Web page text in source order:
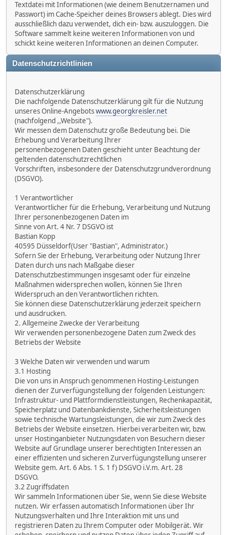
Textdatei mit Informationen (wie deinem Benutzernamen und
Passwort) im Cache-Speicher deines Browsers ablegt. Dies wird
ausschließlich dazu verwendet, dich ein- bzw. auszuloggen. Die
Software sammelt keine weiteren Informationen von und
schickt keine weiteren Informationen an deinen Computer.
Datenschutzrichtlinien
Datenschutzerklärung
Die nachfolgende Datenschutzerklärung gilt für die Nutzung
unseres Online-Angebotswww.georgkreisler.net
(nachfolgend ,,Website").
Wir messen dem Datenschutz große Bedeutung bei. Die
Erhebung und Verarbeitung Ihrer
personenbezogenen Daten geschieht unter Beachtung der
geltenden datenschutzrechtlichen
Vorschriften, insbesondere der Datenschutzgrundverordnung
(DSGVO).
1 Verantwortlicher
Verantwortlicher für die Erhebung, Verarbeitung und Nutzung
Ihrer personenbezogenen Daten im
Sinne von Art. 4 Nr. 7 DSGVO ist
Bastian Kopp
40595 Düsseldorf(User "Bastian", Administrator.)
Sofern Sie der Erhebung, Verarbeitung oder Nutzung Ihrer
Daten durch uns nach Maßgabe dieser
Datenschutzbestimmungen insgesamt oder für einzelne
Maßnahmen widersprechen wollen, können Sie Ihren
Widerspruch an den Verantwortlichen richten.
Sie können diese Datenschutzerklärung jederzeit speichern
und ausdrucken.
2. Allgemeine Zwecke der Verarbeitung
Wir verwenden personenbezogene Daten zum Zweck des
Betriebs der Website
3 Welche Daten wir verwenden und warum
3.1 Hosting
Die von uns in Anspruch genommenen Hosting-Leistungen
dienen der Zurverfügungstellung der folgenden Leistungen:
Infrastruktur- und Plattformdienstleistungen, Rechenkapazität,
Speicherplatz und Datenbankdienste, Sicherheitsleistungen
sowie technische Wartungsleistungen, die wir zum Zweck des
Betriebs der Website einsetzen. Hierbei verarbeiten wir, bzw.
unser Hostinganbieter Nutzungsdaten von Besuchern dieser
Website auf Grundlage unserer berechtigten Interessen an
einer effizienten und sicheren Zurverfügungstellung unserer
Website gem. Art. 6 Abs. 1 S. 1 f) DSGVO i.V.m. Art. 28
DSGVO.
3.2 Zugriffsdaten
Wir sammeln Informationen über Sie, wenn Sie diese Website
nutzen. Wir erfassen automatisch Informationen über Ihr
Nutzungsverhalten und Ihre Interaktion mit uns und
registrieren Daten zu Ihrem Computer oder Mobilgerät. Wir